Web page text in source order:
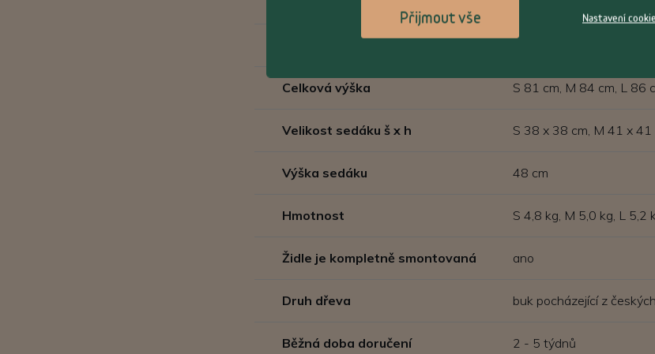
Celková výška S 81 cm, M 84 cm, L 86
Velikost sedáku š x h S 38 x 38 cm, M 41 x
Výška sedáku 48 cm
Hmotnost S 4,8 kg, M 5,0 kg, L 5,2
Židle je kompletně smontovaná ano
Druh dřeva buk pocházející z
Běžná doba doručení 2 - 5 týdnů
Přijmout vše Nastavení